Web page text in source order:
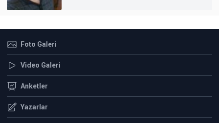
Foto Galeri
Video Galeri
Anketler
Yazarlar